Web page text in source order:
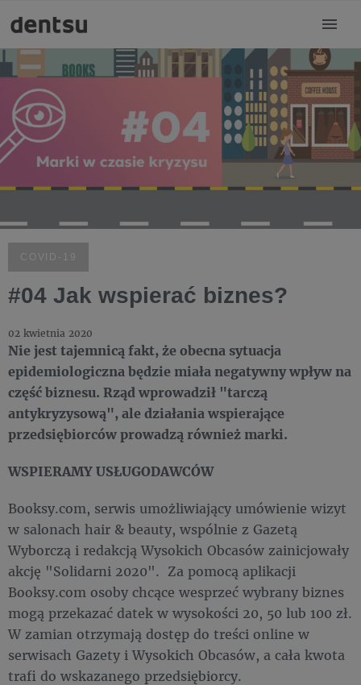
COVID-19
#04 Jak wspierać biznes?
02 kwietnia 2020
Nie jest tajemnicą fakt, że obecna sytuacja
epidemiologiczna będzie miała negatywny wpływ na
część biznesu. Rząd wprowadził "tarczą
antykryzysową", ale działania wspierające
przedsiębiorców prowadzą również marki.
WSPIERAMY USŁUGODAWCÓW
Booksy.com, serwis umożliwiający umówienie wizyt
w salonach hair & beauty, wspólnie z Gazetą
Wyborczą i redakcją Wysokich Obcasów zainicjowały
akcję "Solidarni 2020". Za pomocą aplikacji
Booksy.com osoby chcące wesprzeć wybrany biznes
mogą przekazać datek w wysokości 20, 50 lub 100 zł.
W zamian otrzymają dostęp do treści online w
serwisach Gazety i Wysokich Obcasów, a cała kwota
trafi do wskazanego przedsiębiorcy.